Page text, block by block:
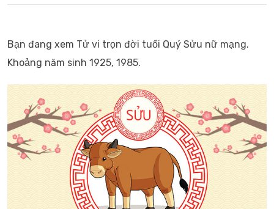
Bạn đang xem Tử vi trọn đời tuổi Quý Sửu nữ mạng.
Khoảng năm sinh 1925, 1985.